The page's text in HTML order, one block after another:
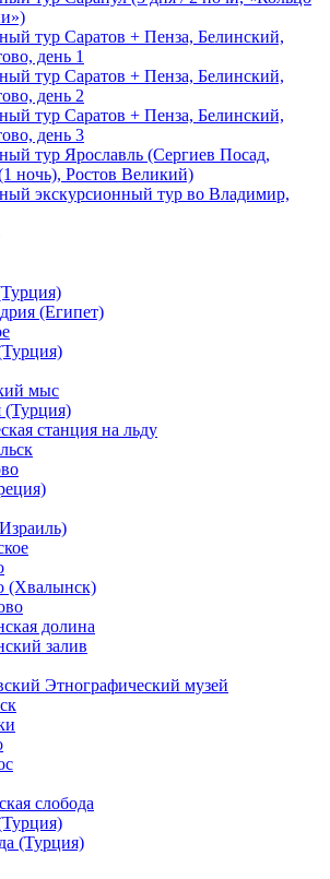
тур Саратов + Пенза, Белинский,
день 1
тур Саратов + Пенза, Белинский,
день 2
тур Саратов + Пенза, Белинский,
день 3
тур Ярославль (Сергиев Посад,
ночь), Ростов Великий)
экскурсионный тур во Владимир,
(Египет)
мыс
(Турция)
станция на льду
(Хвалынск)
долина
залив
Этнографический музей
слобода
(Турция)